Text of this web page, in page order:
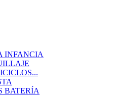
INFANCIA
BATERÍA